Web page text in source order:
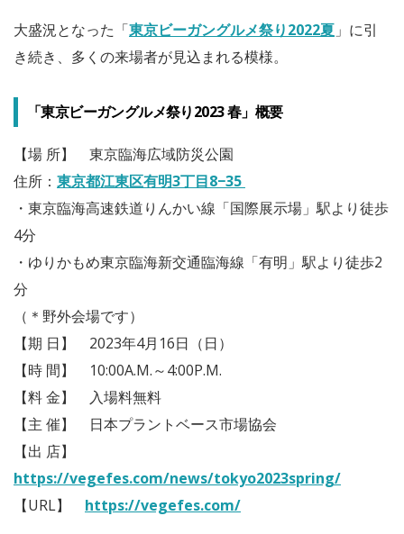
大盛況となった「東京ビーガングルメ祭り2022夏 」に引
き続き、多くの来場者が見込まれる模様。
「東京ビーガングルメ祭り2023 春」概要
【場 所】 東京臨海広域防災公園
住所： 東京都江東区有明3丁目8−35
・東京臨海高速鉄道りんかい線「国際展示場」駅より徒歩
4分
・ゆりかもめ東京臨海新交通臨海線「有明」駅より徒歩2
分
（＊野外会場です）
【期 日】 2023年4月16日（日）
【時 間】 10:00A.M.～4:00P.M.
【料 金】 入場料無料
【主 催】 日本プラントベース市場協会
【出 店】
https://vegefes.com/news/tokyo2023spring/
【URL】 https://vegefes.com/